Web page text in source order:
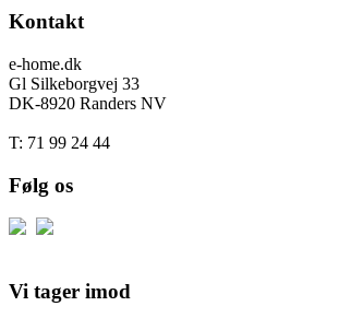
Kontakt
e-home.dk
Gl Silkeborgvej 33
DK-8920 Randers NV
T: 71 99 24 44
Følg os
Vi tager imod